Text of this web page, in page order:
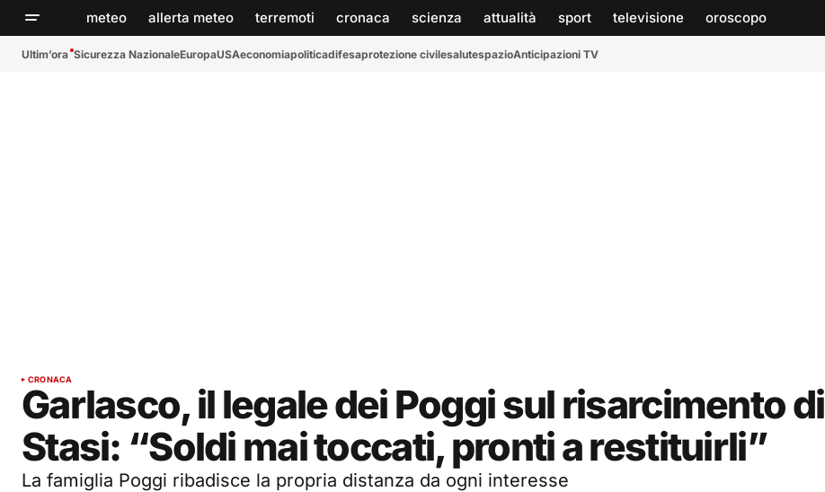
meteo allerta meteo terremoti cronaca scienza attualità sport televisione oroscopo
Ultim’ora Sicurezza NazionaleEuropaUSAeconomiapoliticadifesaprotezione civilesalutespazioAnticipazioni TV
CRONACA
Garlasco, il legale dei Poggi sul risarcimento di
Stasi: “Soldi mai toccati, pronti a restituirli”
La famiglia Poggi ribadisce la propria distanza da ogni interesse